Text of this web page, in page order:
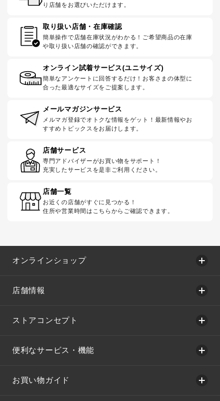
り店舗をお選びいただけます。
取り扱い店舗・在庫確認
簡単操作で店舗在庫状況がわかる！ご希望商品の在庫
や取り扱い店舗の確認ができます。
オンライン試着サービス(ユニサイズ)
簡単なアンケートに回答するだけ！お客さまの体型に
合った最適なサイズをご提案します。
メールマガジンサービス
メルマガ登録でオトクな情報をゲット！最新情報やお
すすめトピックスをお届けします。
店舗サービス
専門アドバイザーがお買い物をサポート！
充実したサービスを是非ご利用ください。
店舗一覧
お近くの店舗がすぐに見つかる！
住所や営業時間はこちらからご確認できます。
オンラインショップ
店舗情報
ストアコンセプト
便利なサービス・機能
お買い物ガイド